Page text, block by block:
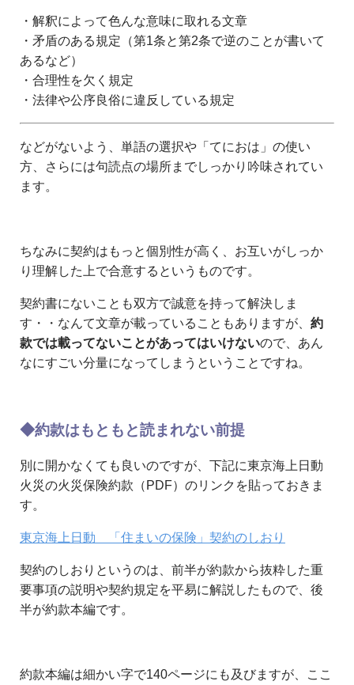
・解釈によって色んな意味に取れる文章
・矛盾のある規定（第1条と第2条で逆のことが書いて
あるなど）
・合理性を欠く規定
・法律や公序良俗に違反している規定
などがないよう、単語の選択や「てにおは」の使い
方、さらには句読点の場所までしっかり吟味されてい
ます。
ちなみに契約はもっと個別性が高く、お互いがしっか
り理解した上で合意するというものです。
契約書にないことも双方で誠意を持って解決しま
す・・なんて文章が載っていることもありますが、 約
款では載ってないことがあってはいけないので、あん
なにすごい分量になってしまうということですね。
◆約款はもともと読まれない前提
別に開かなくても良いのですが、下記に東京海上日動
火災の火災保険約款（PDF）のリンクを貼っておきま
す。
東京海上日動 「住まいの保険」契約のしおり
契約のしおりというのは、前半が約款から抜粋した重
要事項の説明や契約規定を平易に解説したもので、後
半が約款本編です。
約款本編は細かい字で140ページにも及びますが、ここ